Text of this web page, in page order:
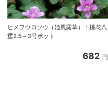
ヒメフウロソウ（姫風露草）：桃花八
重2.5～3号ポット
682 円